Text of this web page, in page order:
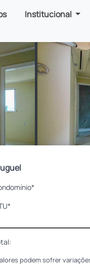
Institucional
podem sofrer